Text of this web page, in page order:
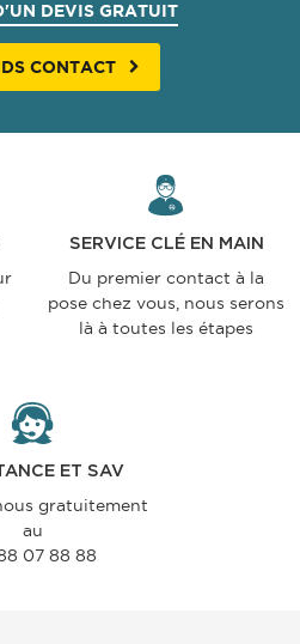
DEVIS GRATUIT
CONTACT
SERVICE CLÉ EN MAIN
Du premier contact à la
pose chez vous, nous serons
là à toutes les étapes
ET SAV
gratuitement
au
07 88 88